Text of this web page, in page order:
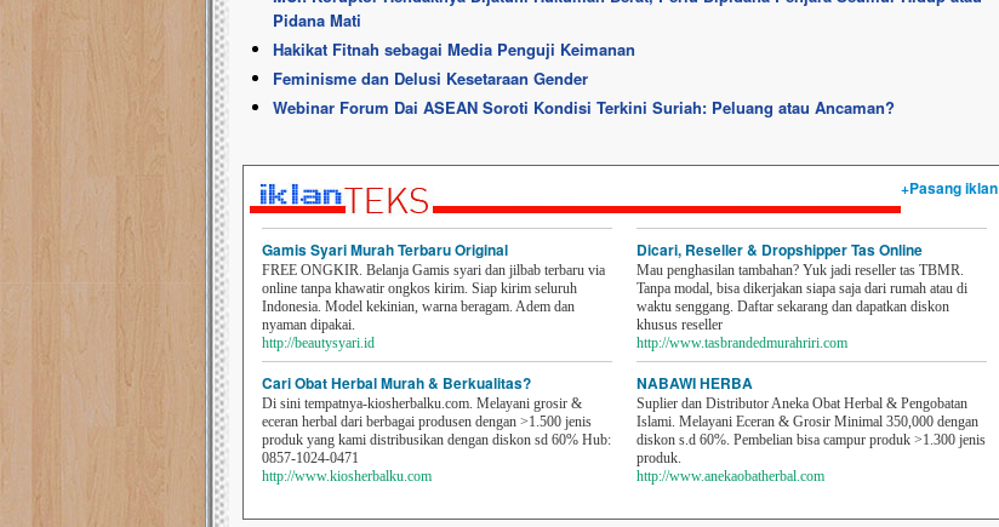
Pidana Mati
Hakikat Fitnah sebagai Media Penguji Keimanan
Feminisme dan Delusi Kesetaraan Gender
Webinar Forum Dai ASEAN Soroti Kondisi Terkini Suriah: Peluang atau Ancaman?
+Pasang iklan
Gamis Syari Murah Terbaru Original
FREE ONGKIR. Belanja Gamis syari dan jilbab terbaru via
online tanpa khawatir ongkos kirim. Siap kirim seluruh
Indonesia. Model kekinian, warna beragam. Adem dan
nyaman dipakai.
http://beautysyari.id
Cari Obat Herbal Murah & Berkualitas?
Di sini tempatnya-kiosherbalku.com. Melayani grosir &
eceran herbal dari berbagai produsen dengan >1.500 jenis
produk yang kami distribusikan dengan diskon sd 60% Hub:
0857-1024-0471
http://www.kiosherbalku.com
Dicari, Reseller & Dropshipper Tas Online
Mau penghasilan tambahan? Yuk jadi reseller tas TBMR.
Tanpa modal, bisa dikerjakan siapa saja dari rumah atau di
waktu senggang. Daftar sekarang dan dapatkan diskon
khusus reseller
http://www.tasbrandedmurahriri.com
NABAWI HERBA
Suplier dan Distributor Aneka Obat Herbal & Pengobatan
Islami. Melayani Eceran & Grosir Minimal 350,000 dengan
diskon s.d 60%. Pembelian bisa campur produk >1.300 jenis
produk.
http://www.anekaobatherbal.com